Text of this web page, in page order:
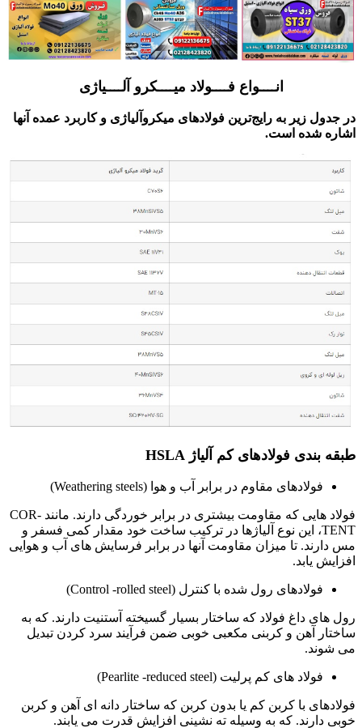
انــــواع فــــولاد میــــکرو آلــــیاژی
در جدول زیر به رایج‌ترین فولادهای میکروآلیاژی و کاربرد عمده آنها
اشاره شده است.
طبقه بندی فولادهای کم آلیاژ HSLA
فولادهای مقاوم در برابر آب و هوا (Weathering steels)
فولاد هایی که مقاومت بیشتری در برابر خوردگی دارند. مانند COR-
TENT، این نوع آلیاژها در ترکیب ساخت خود مقدار کمی فسفر و
مس دارند. تا میزان مقاومت آنها در برابر فرسایش های آب و هوایی
افزایش یابد.
فولادهای رول شده با کنترل (Control -rolled steel)
رول های داغ فولاد که ساختار بسیار گسیخته آستنیت دارند. که به
ساختار آهن و کربنی مکعبی خوبی ضمن فرآیند سرد کردن تبدیل
می شوند.
فولاد های کم پرلیت (Pearlite -reduced steel)
فولادهای با کربن کم یا بدون کربن که ساختار دانه ای آهن و کربن
خوبی دارند. که به وسیله ته نشینی افزایش قدرت می یابند.